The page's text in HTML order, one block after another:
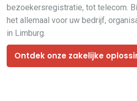
bezoekersregistratie, tot telecom.
het allemaal voor uw bedrijf,
in Limburg.
Ontdek onze zakelijke